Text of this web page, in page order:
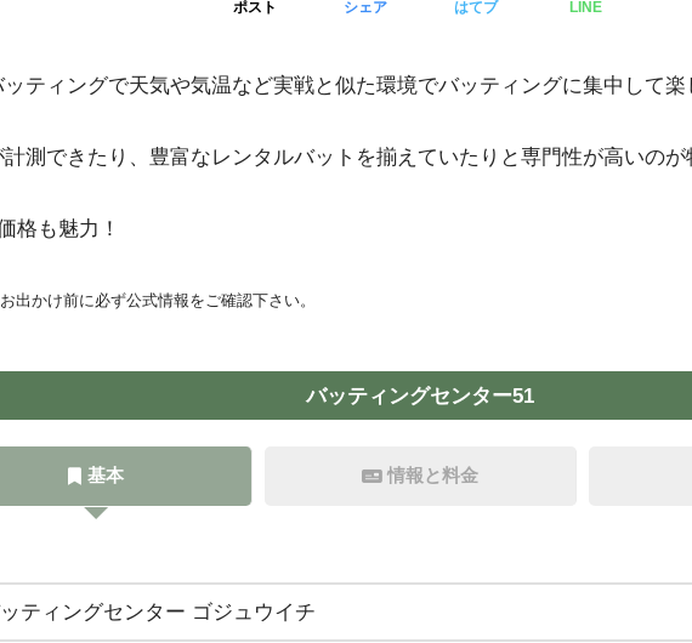
ポスト シェア はてブ LINE
ティングで天気や気温など実戦と似た環境でバッティングに集中して
測できたり、豊富なレンタルバットを揃えていたりと専門性が高いのが
格も魅力！
かけ前に必ず公式情報をご確認下さい。
バッティングセンター51
基本 情報と料金
ティングセンター ゴジュウイチ